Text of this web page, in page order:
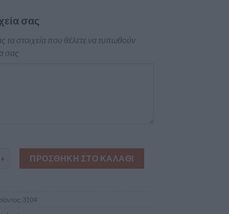
σας
τα στοιχεία που θέλετε να τυπωθούν
σας
Ιταλικά ιδιαίτερα μαθήματα ποσότητα
ΠΡΟΣΘΉΚΗ ΣΤΟ ΚΑΛΆΘΙ
3104